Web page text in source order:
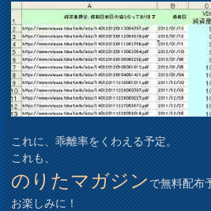
これに、乖離率をくわえる予定。
これも、
のりたマガジンで無料配布
お楽しみに！